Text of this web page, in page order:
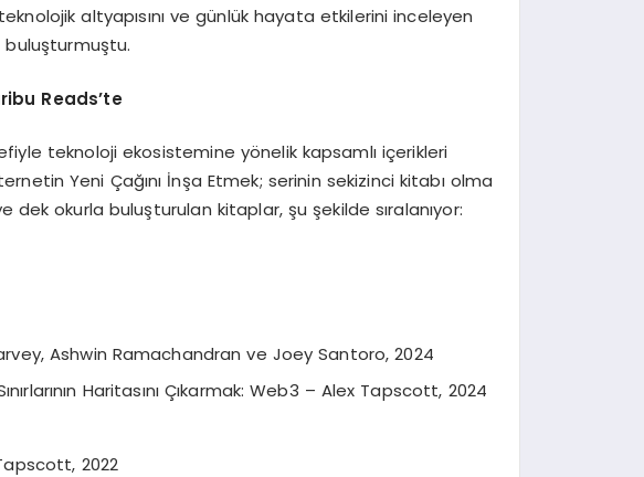
altyapısını ve günlük hayata etkilerini inceleyen
buluşturmuştu.
Reads’te
teknoloji ekosistemine yönelik kapsamlı içerikleri
Yeni Çağını İnşa Etmek; serinin sekizinci kitabı olma
dek okurla buluşturulan kitaplar, şu şekilde sıralanıyor:
Ashwin Ramachandran ve Joey Santoro, 2024
Haritasını Çıkarmak: Web3 – Alex Tapscott, 2024
2022